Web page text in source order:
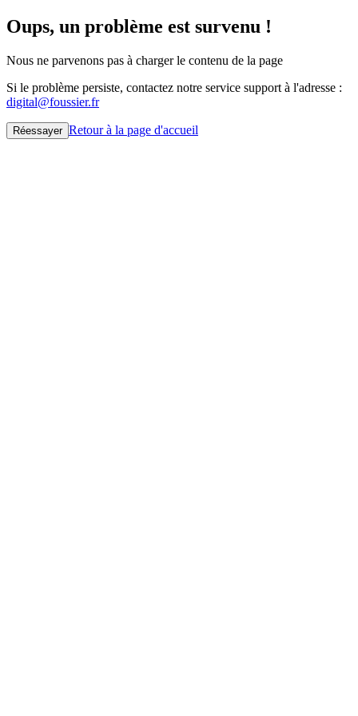
Oups, un problème est survenu !
Nous ne parvenons pas à charger le contenu de la page
Si le problème persiste, contactez notre service support à l'adresse :
digital@foussier.fr
Réessayer Retour à la page d'accueil